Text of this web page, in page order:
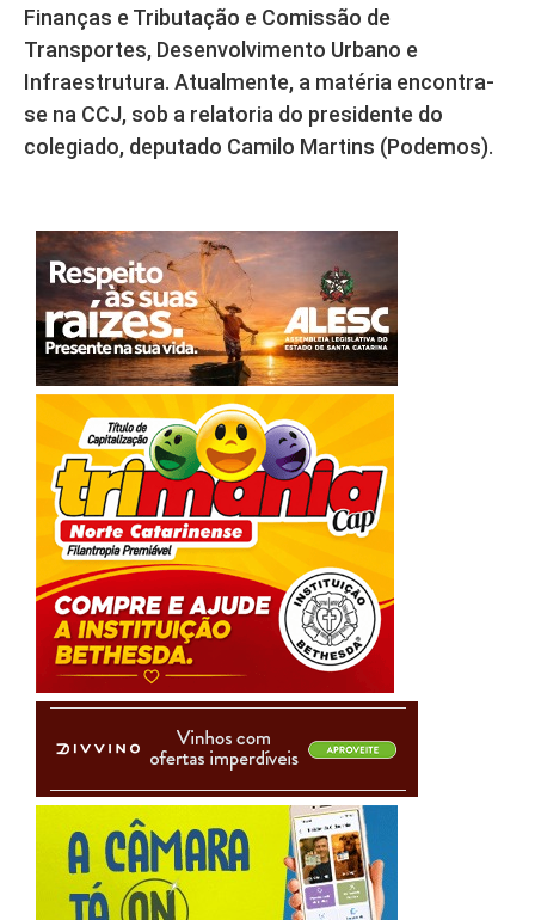
Finanças e Tributação e Comissão de
Transportes, Desenvolvimento Urbano e
Infraestrutura. Atualmente, a matéria encontra-
se na CCJ, sob a relatoria do presidente do
colegiado, deputado Camilo Martins (Podemos).